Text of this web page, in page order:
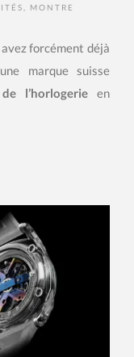
MONTRE
forcément déjà
marque suisse
l’horlogerie en